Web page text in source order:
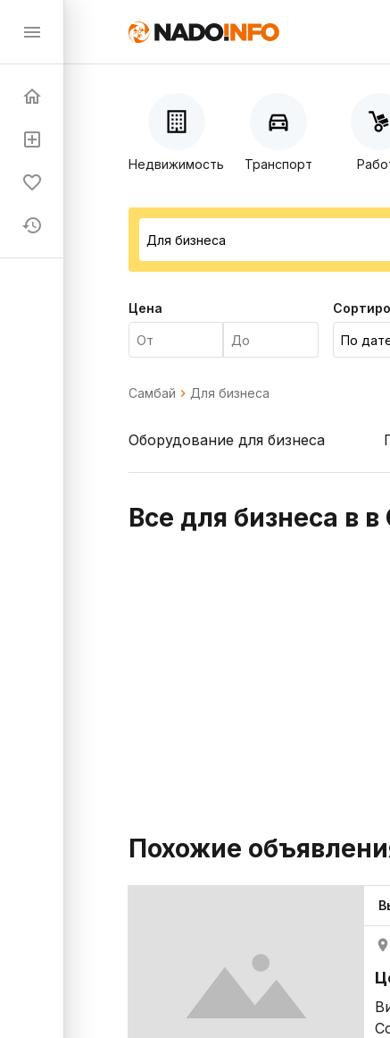
Недвижимость Транспорт
Цена
Самбай Для бизнеса
Оборудование для бизнеса
Все для бизнеса в
Похожие